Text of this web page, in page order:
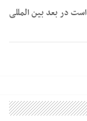
توانسته است در بعد بین المللی